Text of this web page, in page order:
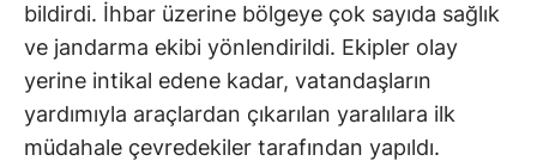
bildirdi. İhbar üzerine bölgeye çok sayıda sağlık
ve jandarma ekibi yönlendirildi. Ekipler olay
yerine intikal edene kadar, vatandaşların
yardımıyla araçlardan çıkarılan yaralılara ilk
müdahale çevredekiler tarafından yapıldı.